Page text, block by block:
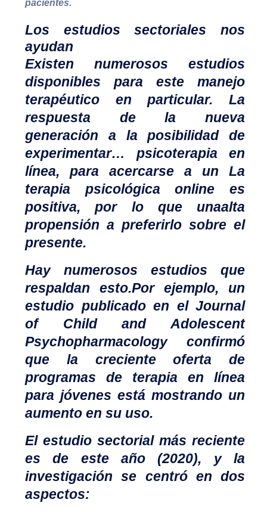
pacientes.
Los estudios sectoriales nos
ayudan
Existen numerosos estudios
disponibles para este manejo
terapéutico en particular. La
respuesta de la nueva
generación a la posibilidad de
experimentar… psicoterapia en
línea, para acercarse a un La
terapia psicológica online es
positiva, por lo que unaalta
propensión a preferirlo sobre el
presente.
Hay numerosos estudios que
respaldan esto.Por ejemplo, un
estudio publicado en el Journal
of Child and Adolescent
Psychopharmacology confirmó
que la creciente oferta de
programas de terapia en línea
para jóvenes está mostrando un
aumento en su uso.
El estudio sectorial más reciente
es de este año (2020), y la
investigación se centró en dos
aspectos: